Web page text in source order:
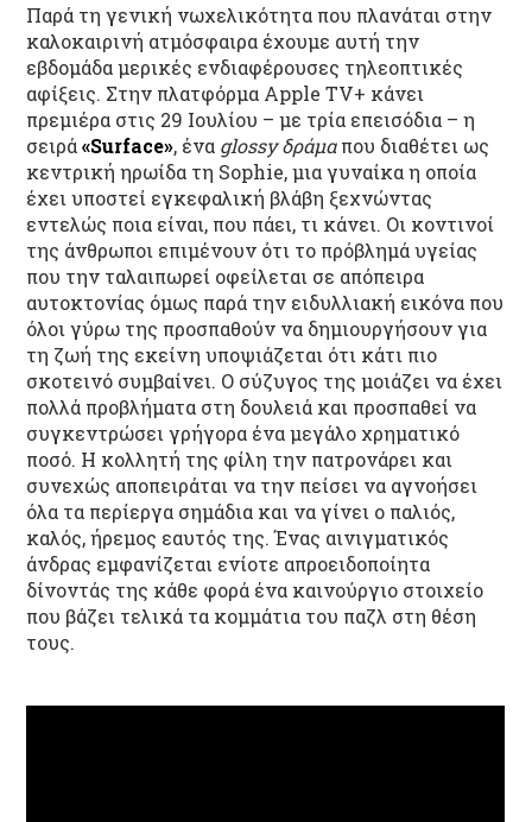
Παρά τη γενική νωχελικότητα που πλανάται στην
καλοκαιρινή ατμόσφαιρα έχουμε αυτή την
εβδομάδα μερικές ενδιαφέρουσες τηλεοπτικές
αφίξεις. Στην πλατφόρμα Apple TV+ κάνει
πρεμιέρα στις 29 Ιουλίου – με τρία επεισόδια – η
σειρά«Surface», ένα glossy δράμαπου διαθέτει ως
κεντρική ηρωίδα τη Sophie, μια γυναίκα η οποία
έχει υποστεί εγκεφαλική βλάβη ξεχνώντας
εντελώς ποια είναι, που πάει, τι κάνει. Οι κοντινοί
της άνθρωποι επιμένουν ότι το πρόβλημά υγείας
που την ταλαιπωρεί οφείλεται σε απόπειρα
αυτοκτονίας όμως παρά την ειδυλλιακή εικόνα που
όλοι γύρω της προσπαθούν να δημιουργήσουν για
τη ζωή της εκείνη υποψιάζεται ότι κάτι πιο
σκοτεινό συμβαίνει. Ο σύζυγος της μοιάζει να έχει
πολλά προβλήματα στη δουλειά και προσπαθεί να
συγκεντρώσει γρήγορα ένα μεγάλο χρηματικό
ποσό. Η κολλητή της φίλη την πατρονάρει και
συνεχώς αποπειράται να την πείσει να αγνοήσει
όλα τα περίεργα σημάδια και να γίνει ο παλιός,
καλός, ήρεμος εαυτός της. Ένας αινιγματικός
άνδρας εμφανίζεται ενίοτε απροειδοποίητα
δίνοντάς της κάθε φορά ένα καινούργιο στοιχείο
που βάζει τελικά τα κομμάτια του παζλ στη θέση
τους.